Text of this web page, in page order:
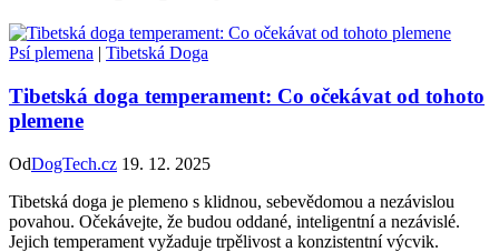
Psí plemena | Tibetská Doga
Tibetská doga temperament: Co očekávat od tohoto
plemene
OdDogTech.cz 19. 12. 2025
Tibetská doga je plemeno s klidnou, sebevědomou a nezávislou
povahou. Očekávejte, že budou oddané, inteligentní a nezávislé.
Jejich temperament vyžaduje trpělivost a konzistentní výcvik.